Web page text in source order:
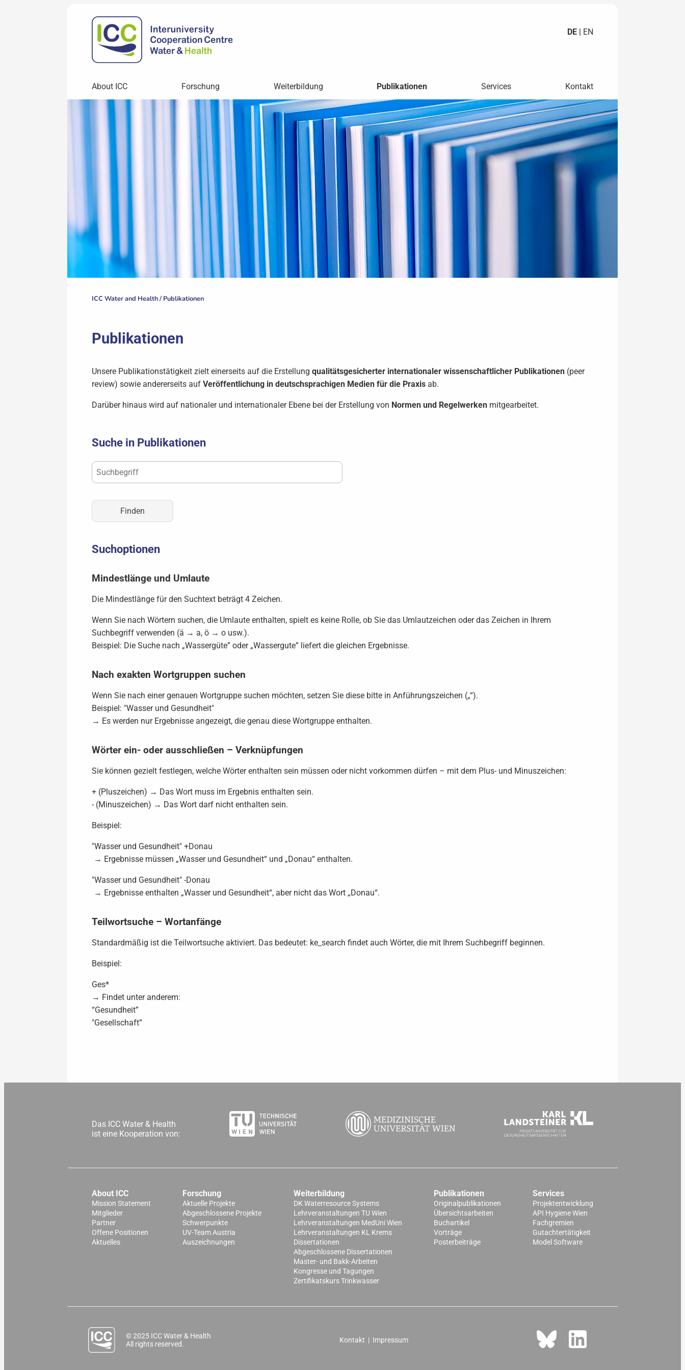
DE | EN
About ICC Forschung Weiterbildung Publikationen Services Kontakt
ICC Water and Health / Publikationen
Publikationen
Unsere Publikationstätigkeit zielt einerseits auf die Erstellung qualitätsgesicherter internationaler wissenschaftlicher Publikationen (peer
review) sowie andererseits auf Veröffentlichung in deutschsprachigen Medien für die Praxis ab.
Darüber hinaus wird auf nationaler und internationaler Ebene bei der Erstellung von Normen und Regelwerken mitgearbeitet.
Suche in Publikationen
Suchoptionen
Mindestlänge und Umlaute
Die Mindestlänge für den Suchtext beträgt 4 Zeichen.
Wenn Sie nach Wörtern suchen, die Umlaute enthalten, spielt es keine Rolle, ob Sie das Umlautzeichen oder das Zeichen in Ihrem
Suchbegriff verwenden (ä → a, ö → o usw.).
Beispiel: Die Suche nach „Wassergüte” oder „Wassergute” liefert die gleichen Ergebnisse.
Nach exakten Wortgruppen suchen
Wenn Sie nach einer genauen Wortgruppe suchen möchten, setzen Sie diese bitte in Anführungszeichen („“).
Beispiel: "Wasser und Gesundheit"
→ Es werden nur Ergebnisse angezeigt, die genau diese Wortgruppe enthalten.
Wörter ein- oder ausschließen – Verknüpfungen
Sie können gezielt festlegen, welche Wörter enthalten sein müssen oder nicht vorkommen dürfen – mit dem Plus- und Minuszeichen:
+ (Pluszeichen) → Das Wort muss im Ergebnis enthalten sein.
- (Minuszeichen) → Das Wort darf nicht enthalten sein.
Beispiel:
"Wasser und Gesundheit" +Donau
→ Ergebnisse müssen „Wasser und Gesundheit“ und „Donau“ enthalten.
"Wasser und Gesundheit" -Donau
→ Ergebnisse enthalten „Wasser und Gesundheit“, aber nicht das Wort „Donau“.
Teilwortsuche – Wortanfänge
Standardmäßig ist die Teilwortsuche aktiviert. Das bedeutet: ke_search findet auch Wörter, die mit Ihrem Suchbegriff beginnen.
Beispiel:
Ges*
→ Findet unter anderem:
“Gesundheit”
"Gesellschaft”
Das ICC Water & Health
ist eine Kooperation von:
About ICC
Mission Statement
Mitglieder
Partner
Offene Positionen
Aktuelles
Forschung
Aktuelle Projekte
Abgeschlossene Projekte
Schwerpunkte
UV-Team Austria
Auszeichnungen
Weiterbildung
DK Waterresource Systems
Lehrveranstaltungen TU Wien
Lehrveranstaltungen MedUni Wien
Lehrveranstaltungen KL Krems
Dissertationen
Abgeschlossene Dissertationen
Master- und Bakk-Arbeiten
Kongresse und Tagungen
Zertifikatskurs Trinkwasser
Publikationen
Originalpublikationen
Übersichtsarbeiten
Buchartikel
Vorträge
Posterbeiträge
Services
Projektentwicklung
API Hygiene Wien
Fachgremien
Gutachtertätigkeit
Model Software
© 2025 ICC Water & Health
All rights reserved.
Kontakt | Impressum